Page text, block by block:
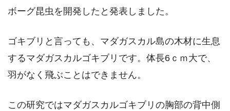
ボーグ昆虫を開発したと発表しました。
ゴキブリと言っても、マダガスカル島の木材に生息
するマダガスカルゴキブリです。体長6ｃｍ大で、
羽がなく飛ぶことはできません。
この研究ではマダガスカルゴキブリの胸部の背中側